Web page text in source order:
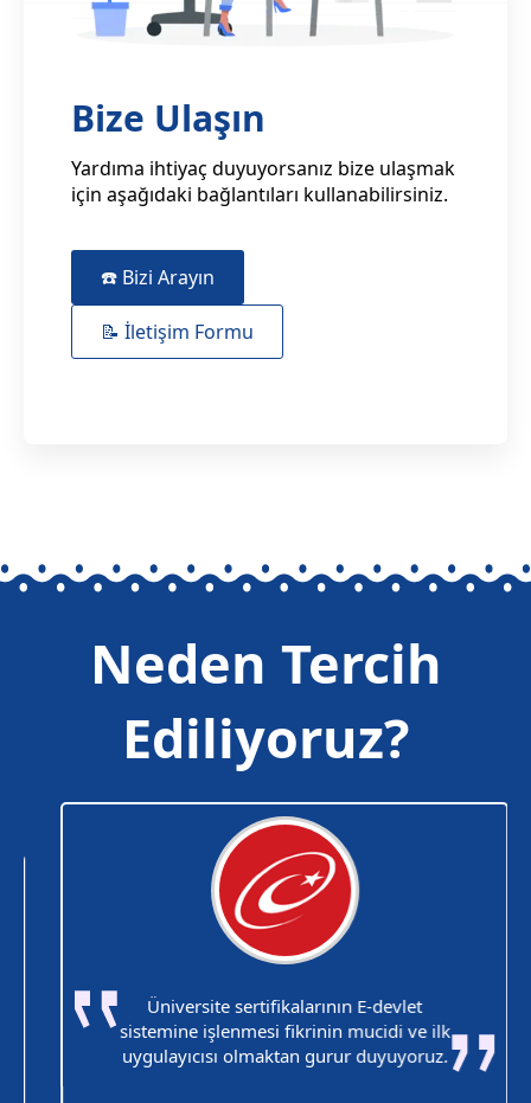
Bize Ulaşın
Yardıma ihtiyaç duyuyorsanız bize ulaşmak
için aşağıdaki bağlantıları kullanabilirsiniz.
☎️ Bizi Arayın
📝 İletişim Formu
Neden Tercih
Ediliyoruz?
Üniversite sertifikalarının E-devlet
sistemine işlenmesi fikrinin mucidi ve ilk
uygulayıcısı olmaktan gurur duyuyoruz.